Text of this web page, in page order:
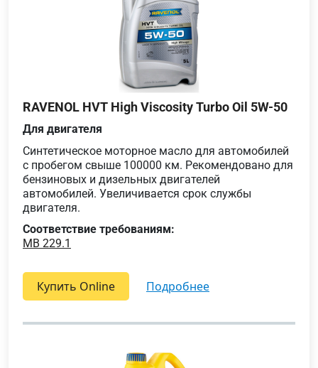
RAVENOL HVT High Viscosity Turbo Oil 5W-50
Для двигателя
Cинтетическое моторное масло для автомобилей
с пробегом свыше 100000 км. Рекомендовано для
бензиновых и дизельных двигателей
автомобилей. Увеличивается срок службы
двигателя.
Соответствие требованиям:
MB 229.1
Купить Online подробнее